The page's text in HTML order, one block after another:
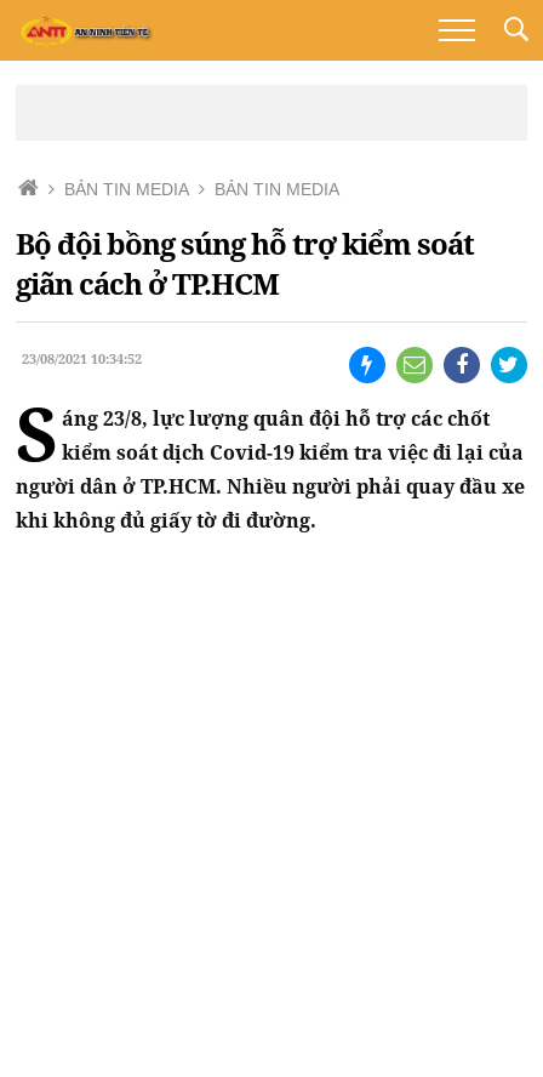
BẢN TIN MEDIA BẢN TIN MEDIA
Bộ đội bồng súng hỗ trợ kiểm soát
giãn cách ở TP.HCM
23/08/2021 10:34:52
S áng 23/8, lực lượng quân đội hỗ trợ các chốt
kiểm soát dịch Covid-19 kiểm tra việc đi lại của
người dân ở TP.HCM. Nhiều người phải quay đầu xe
khi không đủ giấy tờ đi đường.